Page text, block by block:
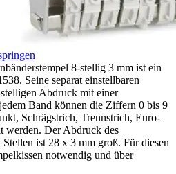
8-stellig 3 mm ist ein
Seine separat einstellbaren
Abdruck mit einer
Band können die Ziffern 0 bis 9
Schrägstrich, Trennstrich, Euro-
werden. Der Abdruck des
ist 28 x 3 mm groß. Für diesen
notwendig und über